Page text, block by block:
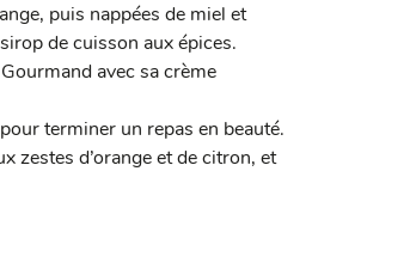
puis nappées de miel et
de cuisson aux épices.
avec sa crème
terminer un repas en beauté.
zestes d’orange et de citron, et